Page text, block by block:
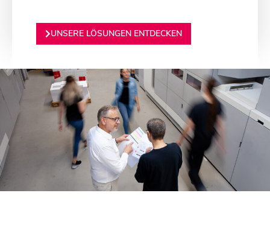
UNSERE LÖSUNGEN ENTDECKEN